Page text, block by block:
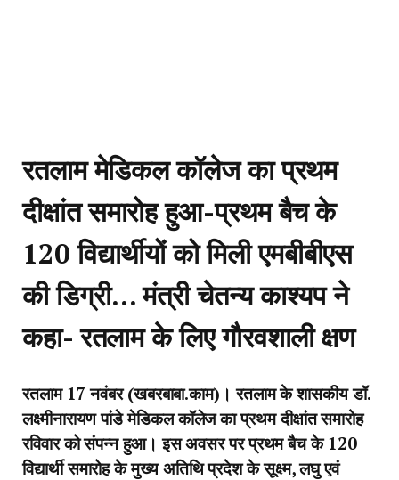
रतलाम मेडिकल कॉलेज का प्रथम
दीक्षांत समारोह हुआ-प्रथम बैच के
120 विद्यार्थीयों को मिली एमबीबीएस
की डिग्री… मंत्री चेतन्य काश्यप ने
कहा- रतलाम के लिए गौरवशाली क्षण
रतलाम 17 नवंबर (खबरबाबा.काम)। रतलाम के शासकीय डॉ.
लक्ष्मीनारायण पांडे मेडिकल कॉलेज का प्रथम दीक्षांत समारोह
रविवार को संपन्न हुआ। इस अवसर पर प्रथम बैच के 120
विद्यार्थी समारोह के मुख्य अतिथि प्रदेश के सूक्ष्म, लघु एवं